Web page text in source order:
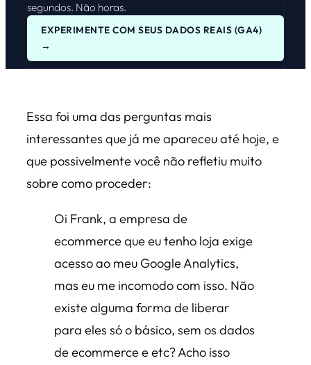
segundos. Não horas.
EXPERIMENTE COM SEUS DADOS REAIS (GA4)
→
Essa foi uma das perguntas mais
interessantes que já me apareceu até hoje, e
que possivelmente você não refletiu muito
sobre como proceder:
Oi Frank, a empresa de
ecommerce que eu tenho loja exige
acesso ao meu Google Analytics,
mas eu me incomodo com isso. Não
existe alguma forma de liberar
para eles só o básico, sem os dados
de ecommerce e etc? Acho isso